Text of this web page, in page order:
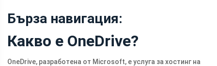
Бърза навигация:
Какво е OneDrive?
OneDrive, разработена от Microsoft, е услуга за хостинг на